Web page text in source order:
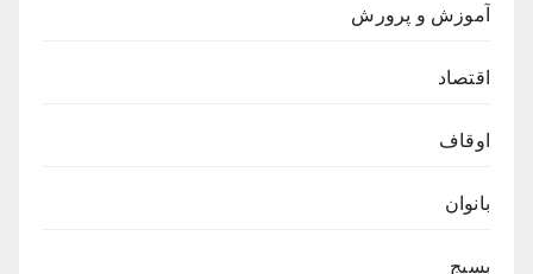
آموزش و پرورش
اقتصاد
اوقاف
بانوان
بسیج